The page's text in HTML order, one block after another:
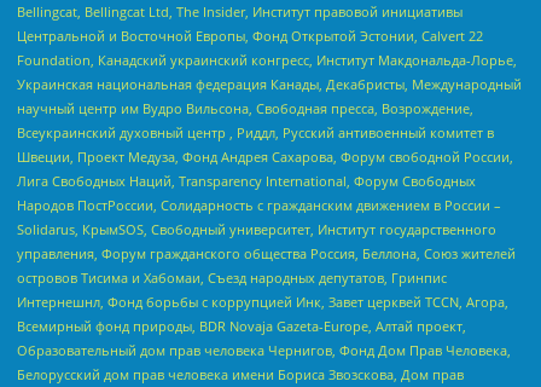
Bellingcat, Bellingcat Ltd, The Insider, Институт правовой инициативы
Центральной и Восточной Европы, Фонд Открытой Эстонии, Calvert 22
Foundation, Канадский украинский конгресс, Институт Макдональда-Лорье,
Украинская национальная федерация Канады, Декабристы, Международный
научный центр им Вудро Вильсона, Свободная пресса, Возрождение,
Всеукраинский духовный центр , Риддл, Русский антивоенный комитет в
Швеции, Проект Медуза, Фонд Андрея Сахарова, Форум свободной России,
Лига Свободных Наций, Transparеncy International, Форум Свободных
Народов ПостРоссии, Солидарность с гражданским движением в России –
Solidarus, КрымSOS, Свободный университет, Институт государственного
управления, Форум гражданского общества Россия, Беллона, Союз жителей
островов Тисима и Хабомаи, Съезд народных депутатов, Гринпис
Интернешнл, Фонд борьбы с коррупцией Инк, Завет церквей TCCN, Агора,
Всемирный фонд природы, BDR Novaja Gazeta-Europe, Алтай проект,
Образовательный дом прав человека Чернигов, Фонд Дом Прав Человека,
Белорусский дом прав человека имени Бориса Звозскова, Дом прав